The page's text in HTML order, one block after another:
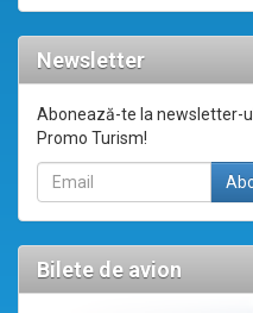
Newsletter
Abonează-te la newsletter-ul
Promo Turism!
Bilete de avion